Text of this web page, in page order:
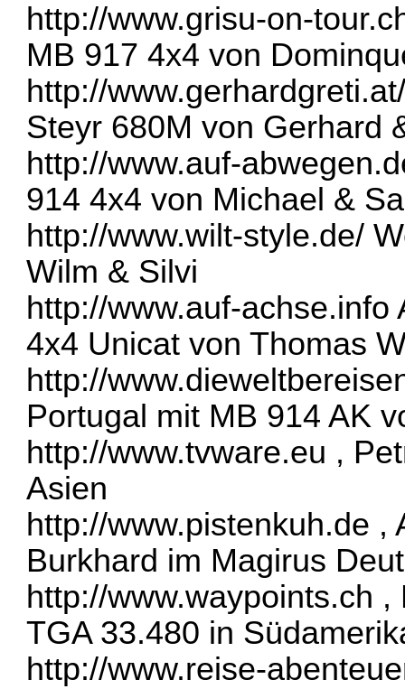
http://www.grisu-on-
MB 917 4x4 von
http://
Steyr 680M von Gerhard
http://www.auf-
914 4x4 von Michael &
http://www.wilt-style.de/
Wilm & Silvi
http://www.auf-achse.info
4x4 Unicat von Thomas
http://
Portugal mit MB 914 AK
http://www.tvware.eu ,
Asien
http://www.pistenkuh.de ,
Burkhard im Magirus
http://www.waypoints.ch ,
TGA 33.480 in
http://www.reise-